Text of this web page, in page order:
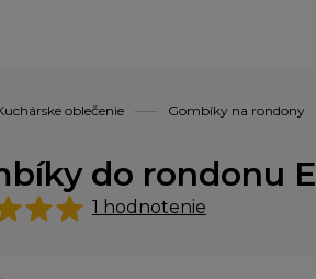
oblečenie Gombíky na rondony
do rondonu
1 hodnotenie